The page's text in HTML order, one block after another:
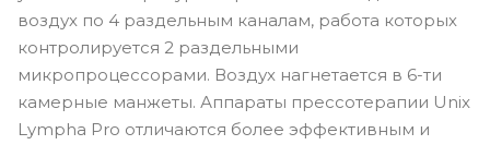
воздух по 4 раздельным каналам, работа которых
контролируется 2 раздельными
микропроцессорами. Воздух нагнетается в 6-ти
камерные манжеты. Аппараты прессотерапии Unix
Lympha Pro отличаются более эффективным и